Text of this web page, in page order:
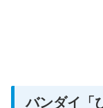
バンダイ